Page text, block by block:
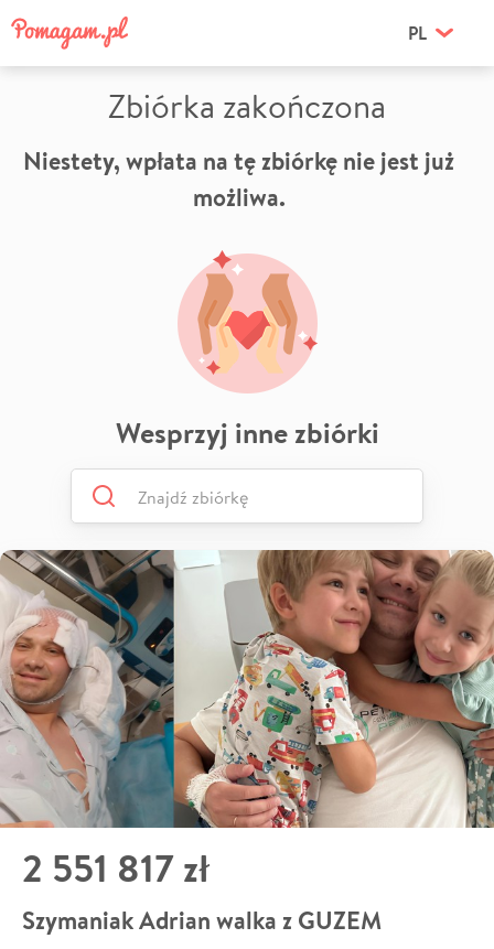
PL
Zbiórka zakończona
Niestety, wpłata na tę zbiórkę nie jest już
możliwa.
Wesprzyj inne zbiórki
2 551 817 zł
Szymaniak Adrian walka z GUZEM